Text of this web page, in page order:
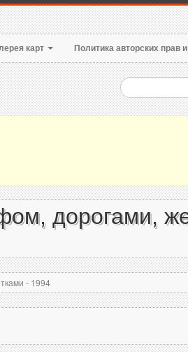
карт Политика авторских прав
дорогами,
- 1994